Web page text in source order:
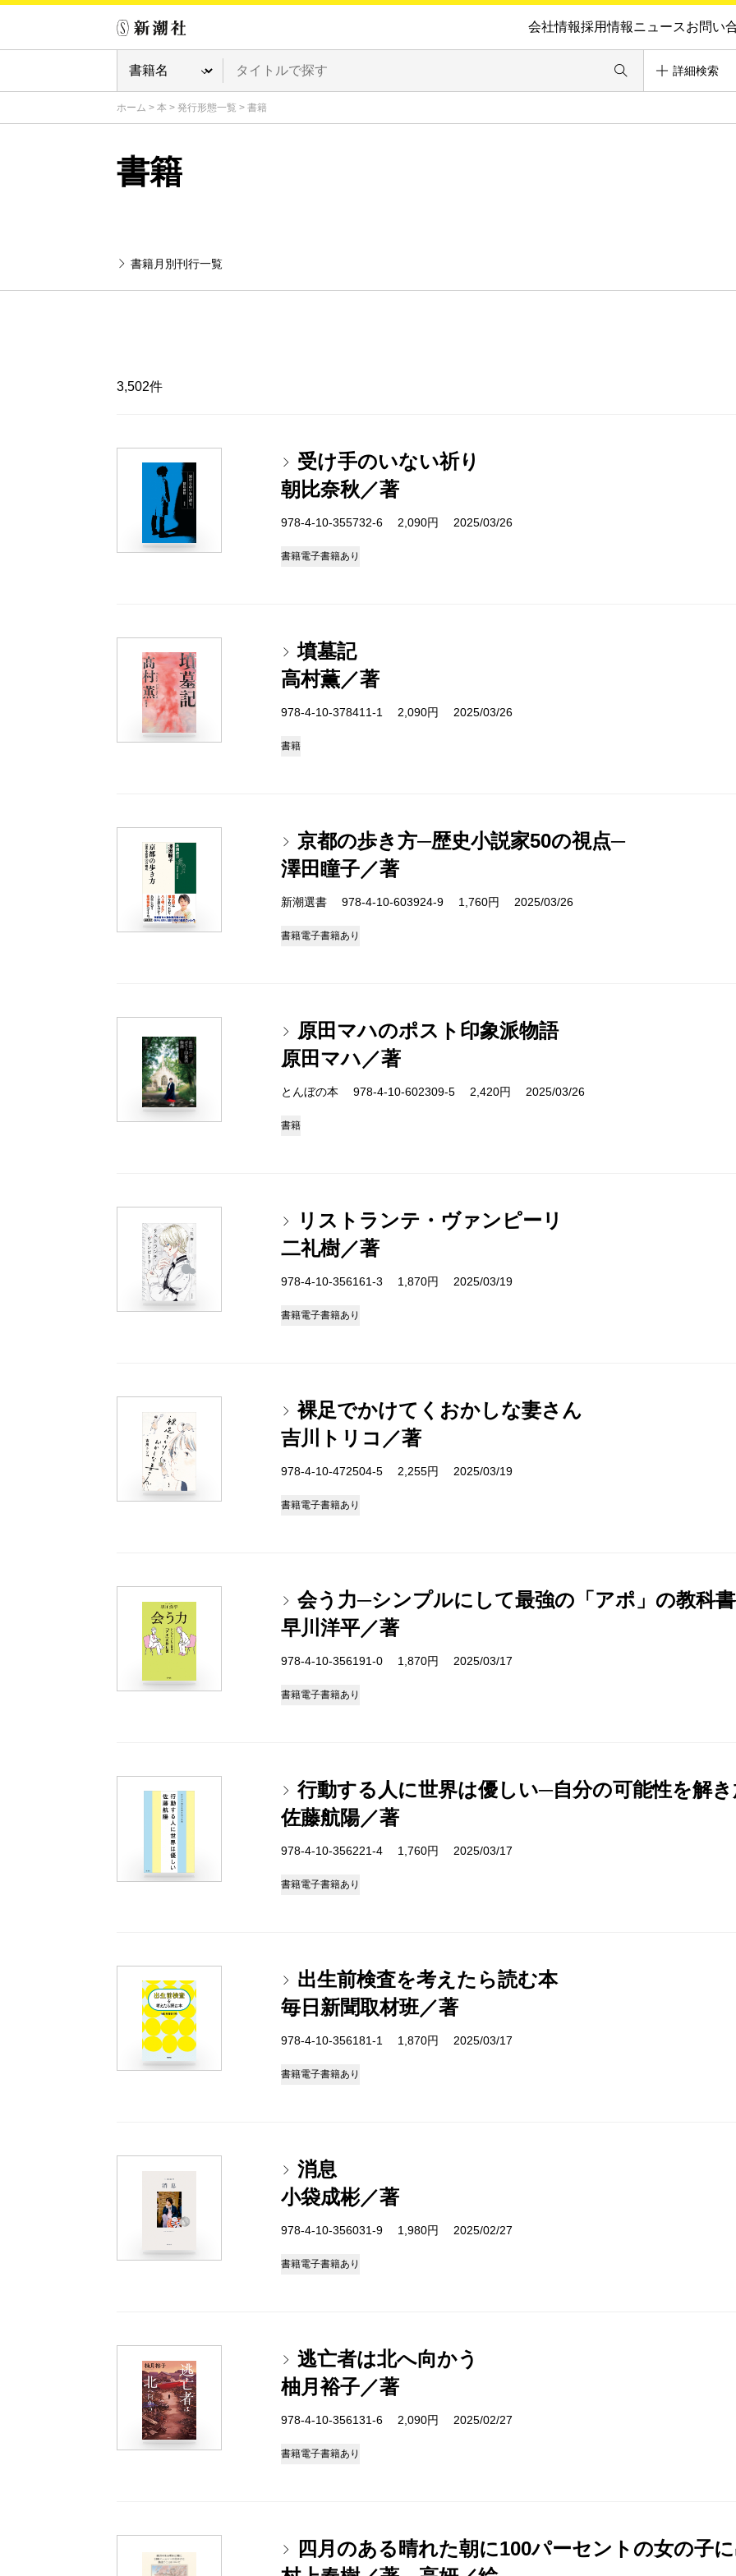
会社情報採用情報ニュースお問い
詳細検索
ホーム > 本 > 発行形態一覧 > 書籍
書籍
書籍月別刊行一覧
3,502件
受け手のいない祈り
朝比奈秋／著
978-4-10-355732-6 2,090円 2025/03/26
書籍電子書籍あり
墳墓記
高村薫／著
978-4-10-378411-1 2,090円 2025/03/26
書籍
京都の歩き方─歴史小説家50の視点─
澤田瞳子／著
新潮選書 978-4-10-603924-9 1,760円 2025/03/26
書籍電子書籍あり
原田マハのポスト印象派物語
原田マハ／著
とんぼの本 978-4-10-602309-5 2,420円 2025/03/26
書籍
リストランテ・ヴァンピーリ
二礼樹／著
978-4-10-356161-3 1,870円 2025/03/19
書籍電子書籍あり
裸足でかけてくおかしな妻さん
吉川トリコ／著
978-4-10-472504-5 2,255円 2025/03/19
書籍電子書籍あり
会う力─シンプルにして最強の「アポ」の教科
早川洋平／著
978-4-10-356191-0 1,870円 2025/03/17
書籍電子書籍あり
行動する人に世界は優しい─自分の可能性を解
佐藤航陽／著
978-4-10-356221-4 1,760円 2025/03/17
書籍電子書籍あり
出生前検査を考えたら読む本
毎日新聞取材班／著
978-4-10-356181-1 1,870円 2025/03/17
書籍電子書籍あり
消息
小袋成彬／著
978-4-10-356031-9 1,980円 2025/02/27
書籍電子書籍あり
逃亡者は北へ向かう
柚月裕子／著
978-4-10-356131-6 2,090円 2025/02/27
書籍電子書籍あり
四月のある晴れた朝に100パーセントの女の子